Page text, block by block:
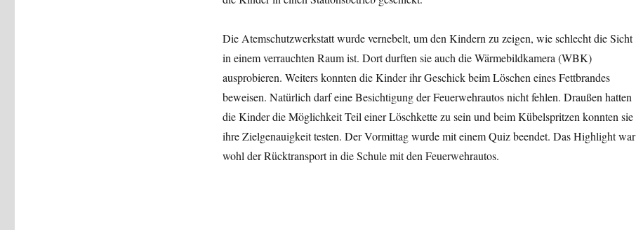
Die Atemschutzwerkstatt wurde vernebelt, um den Kindern zu zeigen, wie schlecht die Sicht
in einem verrauchten Raum ist. Dort durften sie auch die Wärmebildkamera (WBK)
ausprobieren. Weiters konnten die Kinder ihr Geschick beim Löschen eines Fettbrandes
beweisen. Natürlich darf eine Besichtigung der Feuerwehrautos nicht fehlen. Draußen hatten
die Kinder die Möglichkeit Teil einer Löschkette zu sein und beim Kübelspritzen konnten sie
ihre Zielgenauigkeit testen. Der Vormittag wurde mit einem Quiz beendet. Das Highlight war
wohl der Rücktransport in die Schule mit den Feuerwehrautos.